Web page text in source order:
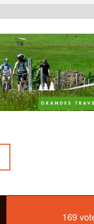
169